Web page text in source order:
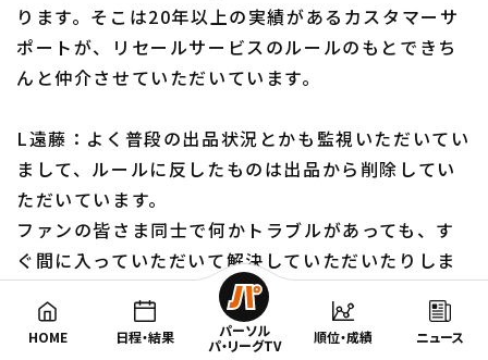
ります。そこは20年以上の実績があるカスタマーサ
ポートが、リセールサービスのルールのもとできち
んと仲介させていただいています。
L遠藤：よく普段の出品状況とかも監視いただいてい
まして、ルールに反したものは出品から削除してい
ただいています。
ファンの皆さま同士で何かトラブルがあっても、す
ぐ間に入っていただいて解決していただいたりしま
すので非常に安心しています。先ほど「ほんの少
し」という話を薗田さんはされていましたが、今シ
ーズンそういうやりとりがあったのも数件とかそう
HOME 日程・結果
パーソル
パ・リーグTV
順位・成績 ニュース